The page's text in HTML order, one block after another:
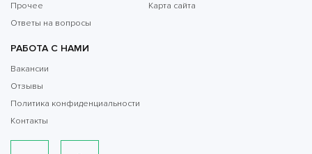
Прочее
Ответы на вопросы
Карта сайта
РАБОТА С НАМИ
Вакансии
Отзывы
Политика конфиденциальности
Контакты